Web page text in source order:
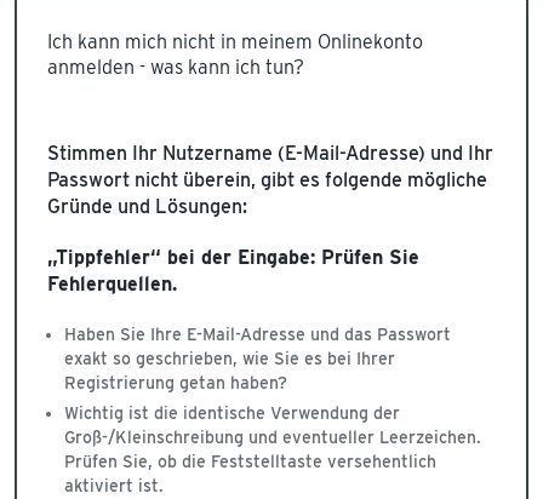
Ich kann mich nicht in meinem Onlinekonto
anmelden - was kann ich tun?
Stimmen Ihr Nutzername (E-Mail-Adresse) und Ihr
Passwort nicht überein, gibt es folgende mögliche
Gründe und Lösungen:
„Tippfehler“ bei der Eingabe: Prüfen Sie
Fehlerquellen.
Haben Sie Ihre E-Mail-Adresse und das Passwort
exakt so geschrieben, wie Sie es bei Ihrer
Registrierung getan haben?
Wichtig ist die identische Verwendung der
Groß-/Kleinschreibung und eventueller Leerzeichen.
Prüfen Sie, ob die Feststelltaste versehentlich
aktiviert ist.